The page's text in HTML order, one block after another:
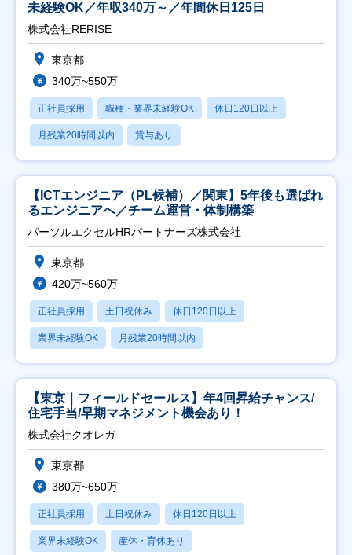
未経験OK／年収340万～／年間休日125日
株式会社RERISE
東京都
340万~550万
正社員採用 職種・業界未経験OK 休日120日以上
月残業20時間以内 賞与あり
【ICTエンジニア（PL候補）／関東】5年後も選ばれ
るエンジニアへ／チーム運営・体制構築
パーソルエクセルHRパートナーズ株式会社
東京都
420万~560万
正社員採用 土日祝休み 休日120日以上
業界未経験OK 月残業20時間以内
【東京｜フィールドセールス】年4回昇給チャンス/
住宅手当/早期マネジメント機会あり！
株式会社クオレガ
東京都
380万~650万
正社員採用 土日祝休み 休日120日以上
業界未経験OK 産休・育休あり